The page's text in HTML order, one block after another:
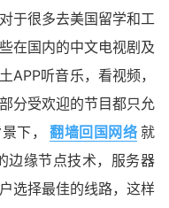
对于很多去美国留学和工
在国内的中文电视剧及
APP听音乐，看视频，
分受欢迎的节目都只允
下，
翻墙回国网络 就
边缘节点技术，服务器
选择最佳的线路，这样